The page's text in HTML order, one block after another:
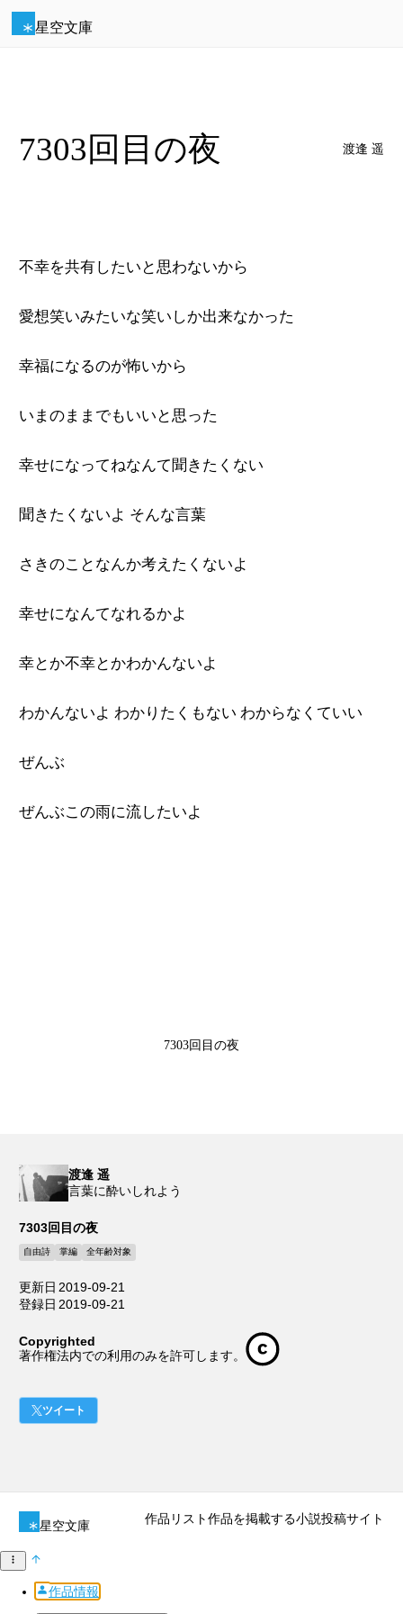
星空文庫
7303回目の夜 渡逢 遥
不幸を共有したいと思わないから
愛想笑いみたいな笑いしか出来なかった
幸福になるのが怖いから
いまのままでもいいと思った
幸せになってねなんて聞きたくない
聞きたくないよ そんな言葉
さきのことなんか考えたくないよ
幸せになんてなれるかよ
幸とか不幸とかわかんないよ
わかんないよ わかりたくもない わからなくていい
ぜんぶ
ぜんぶこの雨に流したいよ
7303回目の夜
渡逢 遥
言葉に酔いしれよう
7303回目の夜
自由詩 掌編 全年齢対象
更新日 2019-09-21
登録日 2019-09-21
Copyrighted
著作権法内での利用のみを許可します。
ツイート
星空文庫 作品リスト作品を掲載する小説投稿サイト
作品情報